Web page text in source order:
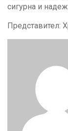
сигурна и
Представител: